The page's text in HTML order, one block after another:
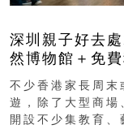
深圳親子好去
然博物館＋免
齡、交通、門票
不少香港家長周末
遊，除了大型商場
開設不少集教育